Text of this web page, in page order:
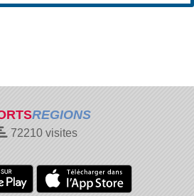
REGIONS
72210visites